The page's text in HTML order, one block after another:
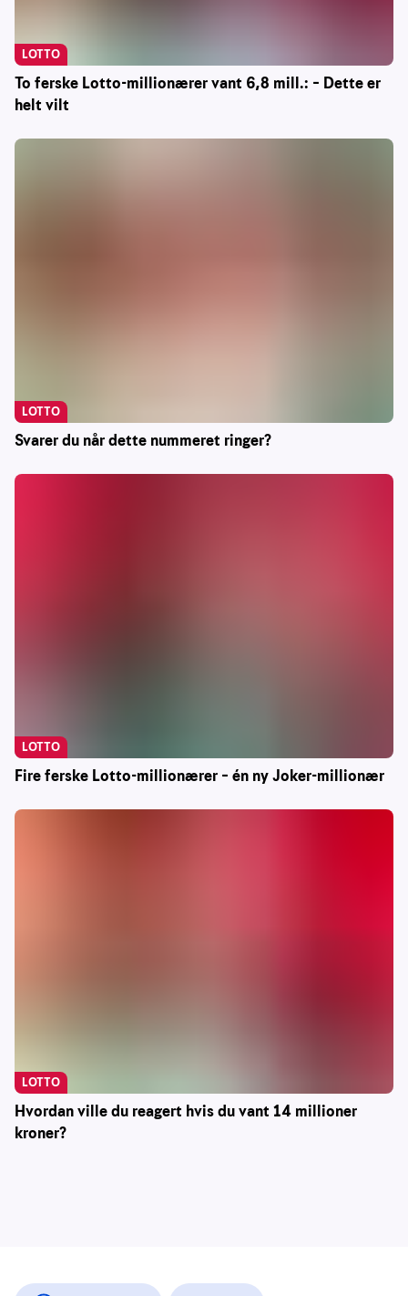
To ferske Lotto-millionærer vant 6,8 mill.: – Dette er
helt vilt
LOTTO
Svarer du når dette nummeret ringer?
LOTTO
Fire ferske Lotto-millionærer – én ny Joker-millionær
LOTTO
Hvordan ville du reagert hvis du vant 14 millioner
kroner?
LOTTO